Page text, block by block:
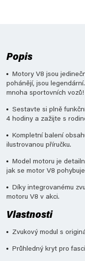
Popis
Motory V8 jsou
pohánějí, jsou
mnoha sportovních vozů!
Sestavte si plně
4 hodiny a zažijte s
Kompletní balení
ilustrovanou příručku.
Model motoru je
jak se motor V8
Díky integrovanému
motoru V8 v akci.
Vlastnosti
Zvukový modul s
Průhledný kryt pro